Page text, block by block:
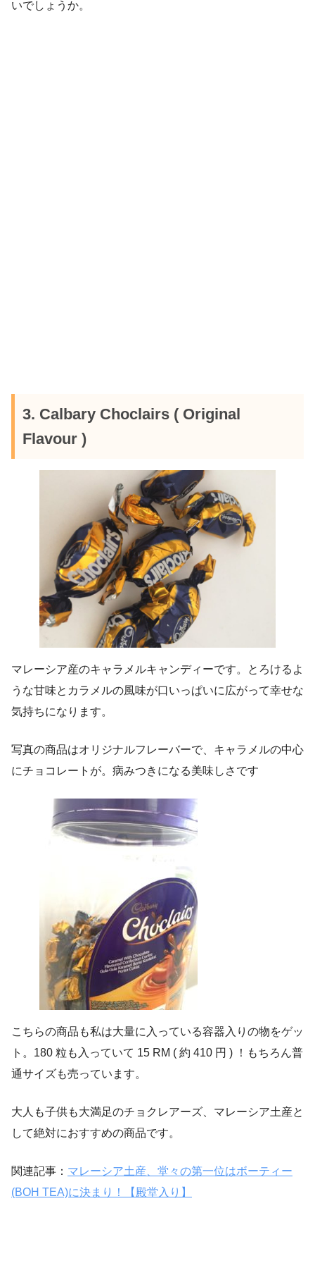
いでしょうか。
3. Calbary Choclairs ( Original
Flavour )
マレーシア産のキャラメルキャンディーです。とろけるよ
うな甘味とカラメルの風味が口いっぱいに広がって幸せな
気持ちになります。
写真の商品はオリジナルフレーバーで、キャラメルの中心
にチョコレートが。病みつきになる美味しさです
こちらの商品も私は大量に入っている容器入りの物をゲッ
ト。180 粒も入っていて 15 RM ( 約 410 円 ) ！もちろん普
通サイズも売っています。
大人も子供も大満足のチョクレアーズ、マレーシア土産と
して絶対におすすめの商品です。
関連記事： マレーシア土産、堂々の第一位はボーティー
(BOH TEA)に決まり！【殿堂入り】